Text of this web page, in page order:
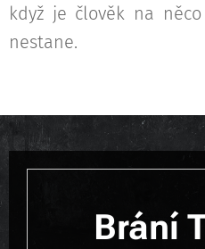
když je člověk na
nestane.
Brání